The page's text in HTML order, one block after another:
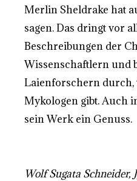
Merlin Sheldrake hat
sagen. Das dringt vor
Beschreibungen der
Wissenschaftlern und
Laienforschern durch,
Mykologen gibt. Auch
sein Werk ein Genuss.
Wolf Sugata Schneider,